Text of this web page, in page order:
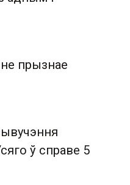
не прызнае
ў справе 5